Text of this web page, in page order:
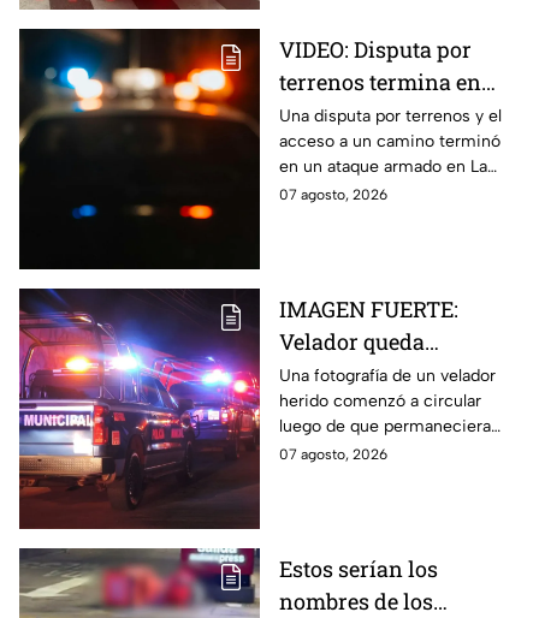
VIDEO: Disputa por
terrenos termina en
ataque armado en
Chihuahua; padre
muere y su hijo queda
herido
Una disputa por terrenos y el
acceso a un camino terminó
en un ataque armado en La
Regina, Chihuahua, donde un
07 agosto, 2026
IMAGEN FUERTE:
Velador queda
gravemente herido tras
ataque con arma
blanca en
Aguascalientes
Una fotografía de un velador
herido comenzó a circular
luego de que permaneciera
varias horas hospitalizado tras
07 agosto, 2026
Estos serían los
nombres de los